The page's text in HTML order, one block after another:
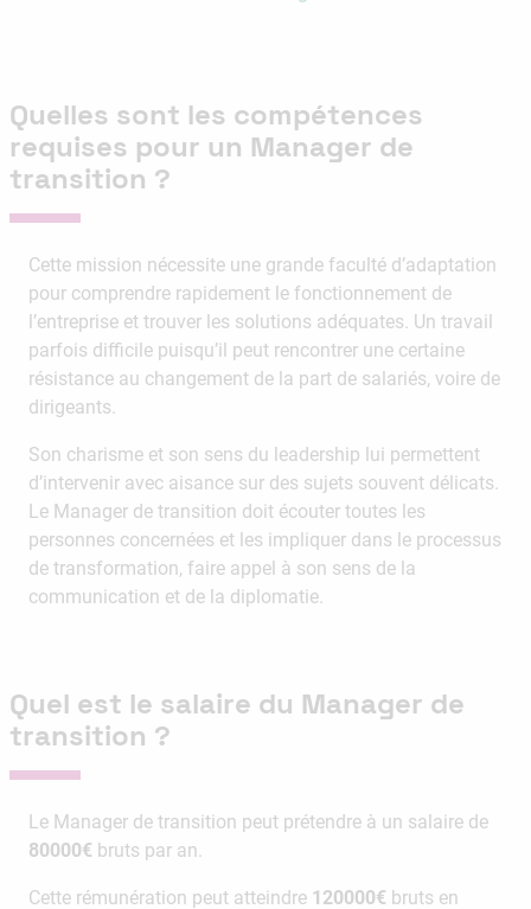
Quelles sont les compétences
requises pour un Manager de
transition ?
Cette mission nécessite une grande faculté d’adaptation
pour comprendre rapidement le fonctionnement de
l’entreprise et trouver les solutions adéquates. Un travail
parfois difficile puisqu’il peut rencontrer une certaine
résistance au changement de la part de salariés, voire de
dirigeants.
Son charisme et son sens du leadership lui permettent
d’intervenir avec aisance sur des sujets souvent délicats.
Le Manager de transition doit écouter toutes les
personnes concernées et les impliquer dans le processus
de transformation, faire appel à son sens de la
communication et de la diplomatie.
Quel est le salaire du Manager de
transition ?
Le Manager de transition peut prétendre à un salaire de
80000€ bruts par an.
Cette rémunération peut atteindre 120000€ bruts en